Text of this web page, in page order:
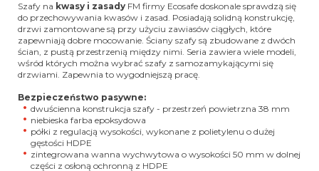
Szafy na kwasy i zasady FM firmy Ecosafe doskonale sprawdzą się
do przechowywania kwasów i zasad. Posiadają solidną konstrukcję,
drzwi zamontowane są przy użyciu zawiasów ciągłych, które
zapewniają dobre mocowanie. Ściany szafy są zbudowane z dwóch
ścian, z pustą przestrzenią między nimi. Seria zawiera wiele modeli,
wśród których można wybrać szafy z samozamykającymi się
drzwiami. Zapewnia to wygodniejszą pracę.
Bezpieczeństwo pasywne:
dwuścienna konstrukcja szafy - przestrzeń powietrzna 38 mm
niebieska farba epoksydowa
półki z regulacją wysokości, wykonane z polietylenu o dużej
gęstości HDPE
zintegrowana wanna wychwytowa o wysokości 50 mm w dolnej
części z osłoną ochronną z HDPE